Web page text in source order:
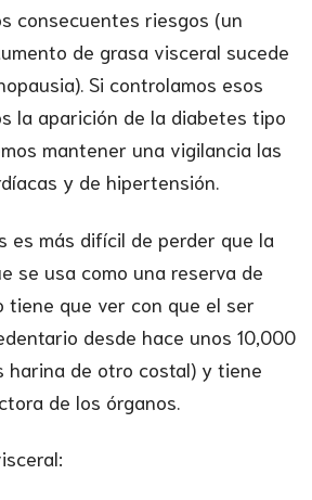
consecuentes riesgos (un
de grasa visceral sucede
Si controlamos esos
la aparición de la diabetes tipo
mantener una vigilancia las
y de hipertensión.
es más difícil de perder que la
se usa como una reserva de
tiene que ver con que el ser
desde hace unos 10,000
harina de otro costal) y tiene
de los órganos.